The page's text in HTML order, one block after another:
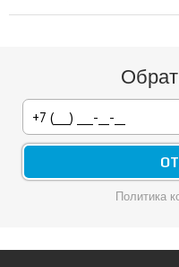
Политика